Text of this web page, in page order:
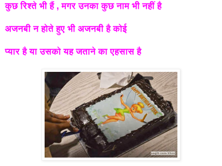
कुछ रिश्ते भी हैं , मगर उनका कुछ नाम भी नहीं है
अजनबी न होते हुए भी अजनबी है कोई
प्यार है या उसको यह जताने का एहसास है